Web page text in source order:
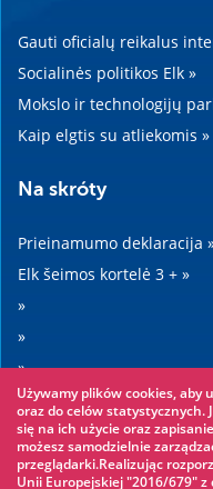
Gauti oficialų reikalus
Socialinės politikos Elk »
Mokslo ir technologijų
Kaip elgtis su atliekomis »
Na skróty
Prieinamumo deklaracija
Elk šeimos kortelė 3 + »
»
»
»
»
Warto zobaczyć
Używamy plików cookies, aby
oraz do celów statystycznych.
się na ich użycie oraz
możesz samodzielnie
przeglądarki.Realizując
Unii Europejskiej "2016/679"